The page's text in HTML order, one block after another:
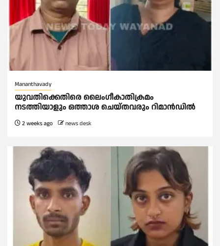
Mananthavady
യുവതിക്കെതിരെ ലൈംഗീകാതിക്രമം
നടത്തിയാളും ഒത്താശ ചെയ്തവരും റിമാൻഡിൽ
2 weeks ago news desk